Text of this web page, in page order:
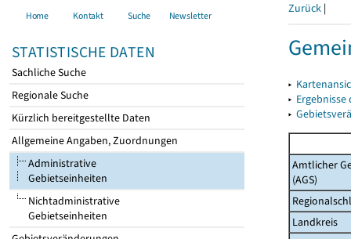
Home Kontakt Suche Newsletter
STATISTISCHE DATEN
Sachliche Suche
Regionale Suche
Kürzlich bereitgestellte Daten
Allgemeine Angaben, Zuordnungen
Administrative
Gebietseinheiten
Nichtadministrative
Gebietseinheiten
Zurück |
▸
▸
▸
Amtlicher
(AGS)
Landkreis